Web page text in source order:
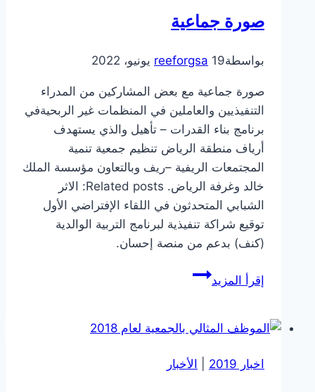
صورة جماعية
بواسطة reeforgsa 19 يونيو، 2022
صورة جماعية مع بعض المشاركين من المدراء
التنفيذيين والعاملين في المنظمات غير الربحيةفي
برنامج بناء القدرات – تأهيل والذي يستهدف
أرياف منطقة الرياض تنظيم جمعية تنمية
المجتمعات الريفية –ريف وبالتعاون مؤسسة الملك
خالد وغرفة الرياض. Related posts: الاثر
الشبابي المتحدثون في اللقاء الإفتراضي الأول
توقيع شراكة تنفيذية لبرنامج التربية الوالدية
(كنف) بدعم من منصة إحسان.
إقرأ المزيدصورة
اخبار 2019 الأخبار